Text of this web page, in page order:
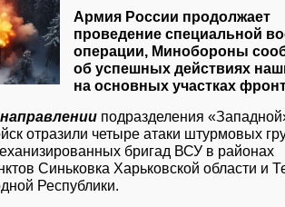
Армия России продолжает
проведение специальной
операции, Минобороны
об успешных действиях
на основных участках
подразделения
отразили четыре атаки штурмовых
бригад ВСУ в районах
Синьковка Харьковской области и
Республики.